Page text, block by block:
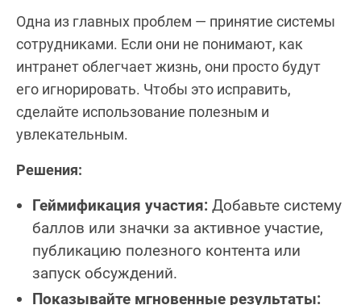
Одна из главных проблем — принятие системы
сотрудниками. Если они не понимают, как
интранет облегчает жизнь, они просто будут
его игнорировать. Чтобы это исправить,
сделайте использование полезным и
увлекательным.
Решения:
Геймификация участия: Добавьте систему
баллов или значки за активное участие,
публикацию полезного контента или
запуск обсуждений.
Показывайте мгновенные результаты: